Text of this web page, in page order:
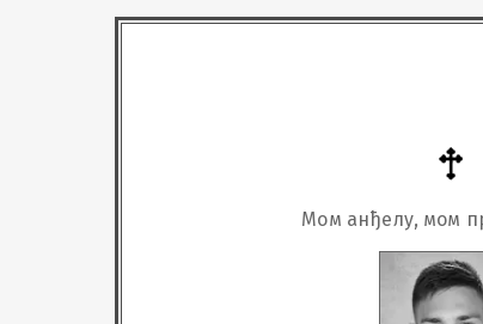
Мом анђелу, мом